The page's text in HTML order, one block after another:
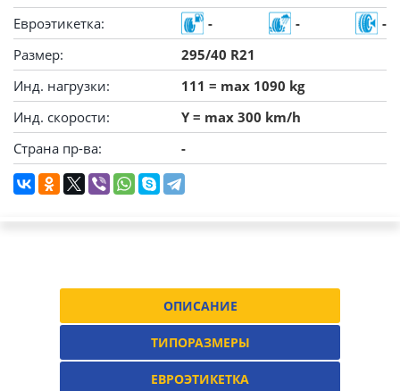
Евроэтикетка:
- -
-
Размер:
295/40 R21
Инд. нагрузки:
111 = max 1090 kg
Инд. скорости:
Y = max 300 km/h
Страна пр-ва:
-
ОПИСАНИЕ
ТИПОРАЗМЕРЫ
ЕВРОЭТИКЕТКА